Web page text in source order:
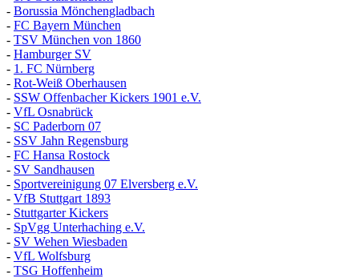
- Borussia Mönchengladbach
- FC Bayern München
- TSV München von 1860
- Hamburger SV
- 1. FC Nürnberg
- Rot-Weiß Oberhausen
- SSW Offenbacher Kickers 1901 e.V.
- VfL Osnabrück
- SC Paderborn 07
- SSV Jahn Regensburg
- FC Hansa Rostock
- SV Sandhausen
- Sportvereinigung 07 Elversberg e.V.
- VfB Stuttgart 1893
- Stuttgarter Kickers
- SpVgg Unterhaching e.V.
- SV Wehen Wiesbaden
- VfL Wolfsburg
- TSG Hoffenheim